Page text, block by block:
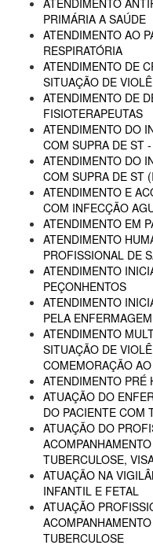
ATENDIMENTO
PRIMÁRIA A SAÚDE
ATENDIMENTO AO
RESPIRATÓRIA
ATENDIMENTO DE
SITUAÇÃO DE
ATENDIMENTO DE
FISIOTERAPEUTAS
ATENDIMENTO DO
COM SUPRA DE ST
ATENDIMENTO DO
COM SUPRA DE ST
ATENDIMENTO E
COM INFECÇÃO
ATENDIMENTO EM
ATENDIMENTO
PROFISSIONAL DE
ATENDIMENTO
PEÇONHENTOS
ATENDIMENTO
PELA ENFERMAGEM
ATENDIMENTO
SITUAÇÃO DE
COMEMORAÇÃO
ATENDIMENTO PRÉ
ATUAÇÃO DO
DO PACIENTE COM
ATUAÇÃO DO
TUBERCULOSE,
ATUAÇÃO NA
INFANTIL E FETAL
ATUAÇÃO
TUBERCULOSE